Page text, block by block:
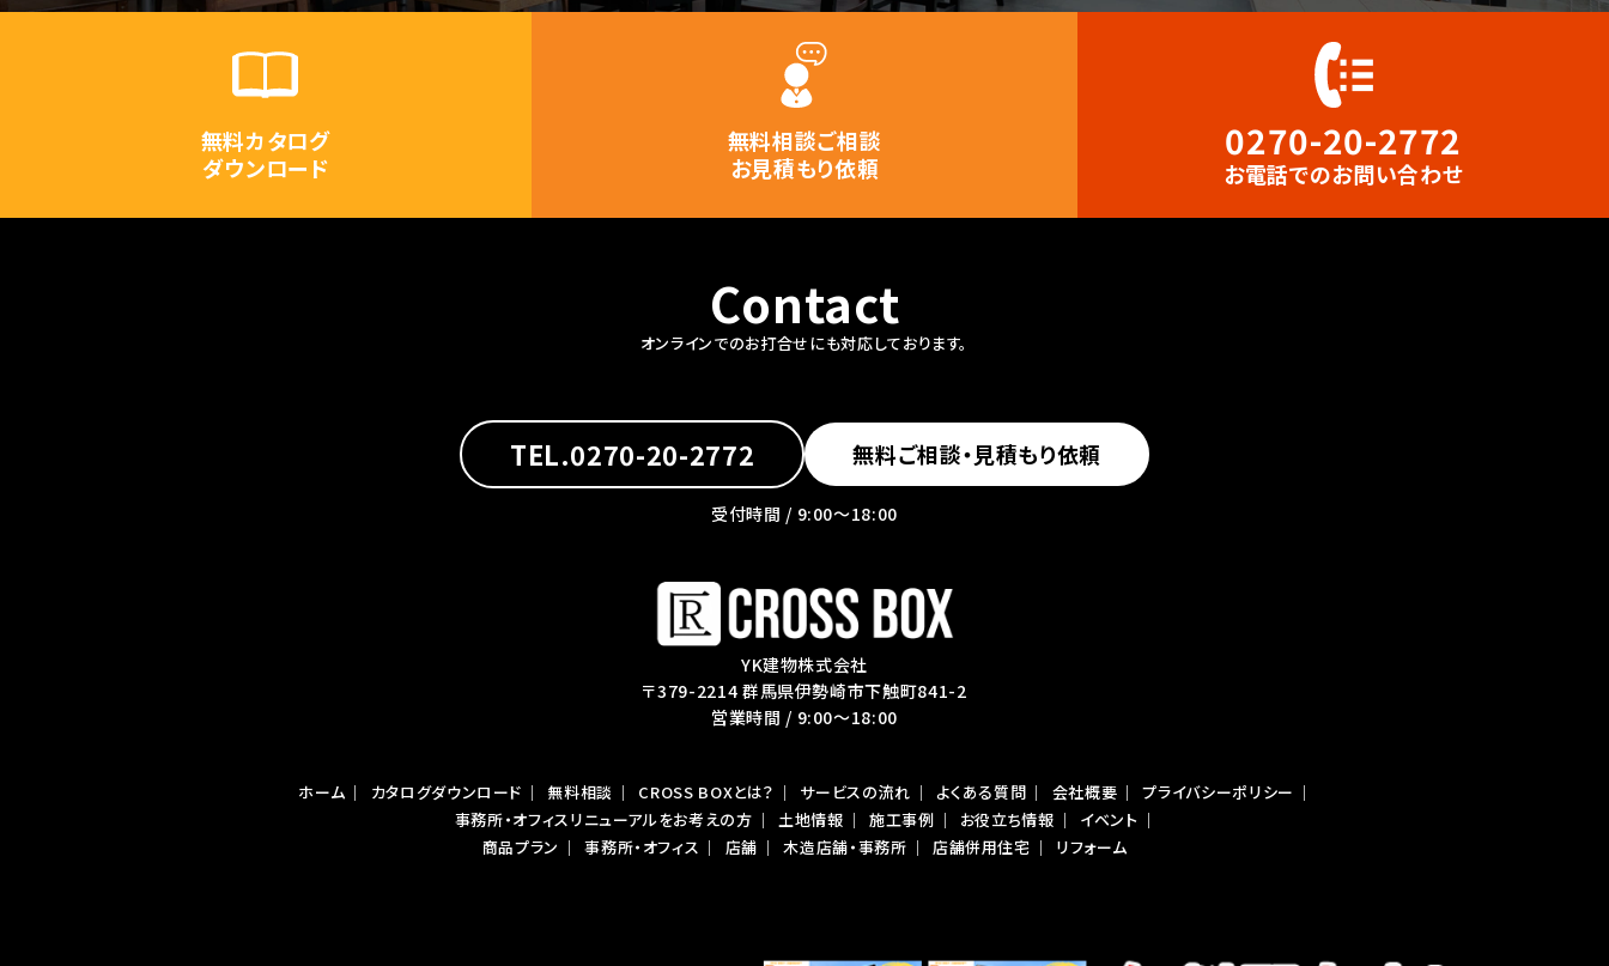
無料カタログ
ダウンロード
無料相談ご相談
お見積もり依頼
0270-20-2772
お電話でのお問い合わせ
Contact
オンラインでのお打合せにも対応しております。
TEL.0270-20-2772 無料ご相談・見積もり依頼
受付時間 / 9:00〜18:00
YK建物株式会社
〒379-2214 群馬県伊勢崎市下触町841-2
営業時間 / 9:00～18:00
ホーム ｜ カタログダウンロード ｜ 無料相談 ｜ CROSS BOXとは？ ｜ サービスの流れ ｜ よくある質問 ｜ 会社概要 ｜ プライバシーポリシー ｜
事務所・オフィスリニューアルをお考えの方 ｜ 土地情報 ｜ 施工事例 ｜ お役立ち情報 ｜ イベント ｜
商品プラン ｜ 事務所・オフィス ｜ 店舗 ｜ 木造店舗・事務所 ｜ 店舗併用住宅 ｜ リフォーム